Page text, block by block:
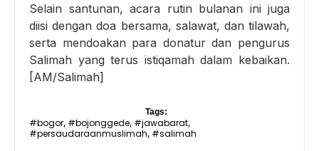
Selain santunan, acara rutin bulanan ini juga
diisi dengan doa bersama, salawat, dan tilawah,
serta mendoakan para donatur dan pengurus
Salimah yang terus istiqamah dalam kebaikan.
[AM/Salimah]
Tags:
#bogor, #bojonggede, #jawabarat,
#persaudaraanmuslimah, #salimah